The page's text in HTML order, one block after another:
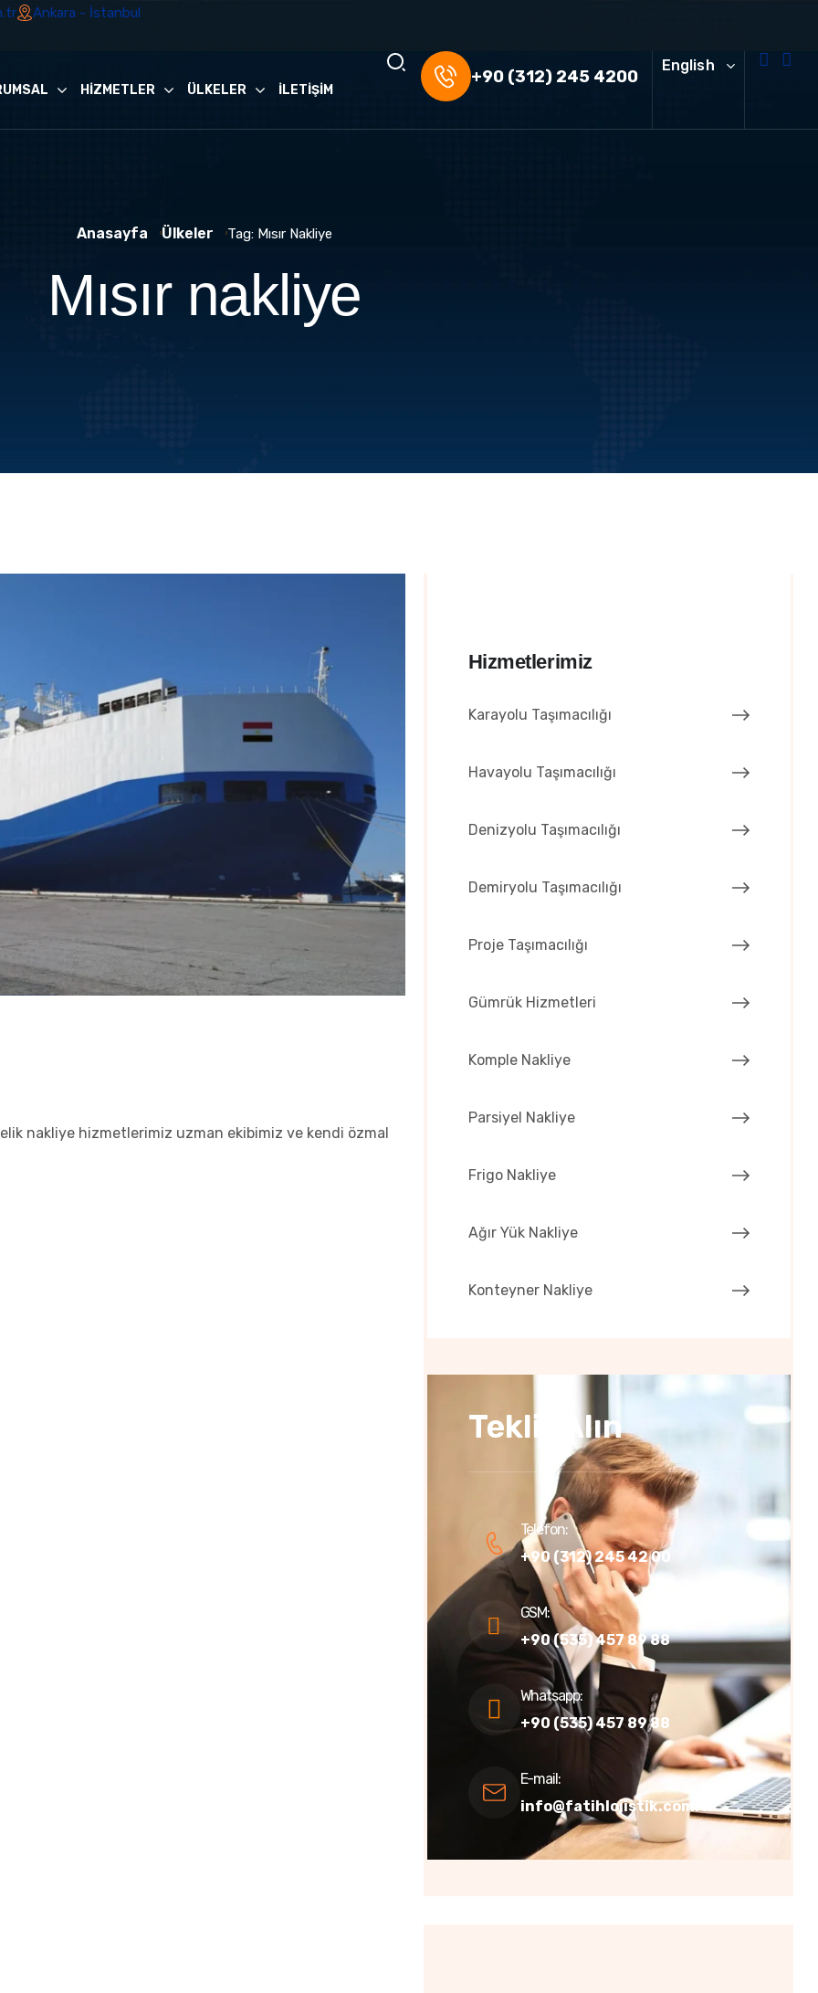
Ankara - İstanbul
HİZMETLER ÜLKELER İLETİŞİM
+90 (312) 245 4200
English
Anasayfa Ülkeler Tag: Mısır Nakliye
Mısır nakliye
nakliye hizmetlerimiz uzman ekibimiz ve kendi özmal
Hizmetlerimiz
Karayolu Taşımacılığı
Havayolu Taşımacılığı
Denizyolu Taşımacılığı
Demiryolu Taşımacılığı
Proje Taşımacılığı
Gümrük Hizmetleri
Komple Nakliye
Parsiyel Nakliye
Frigo Nakliye
Ağır Yük Nakliye
Konteyner Nakliye
Teklif Alın
Telefon:
+90 (312) 245 42 00
GSM:
+90 (535) 457 89 88
Whatsapp:
+90 (535) 457 89 88
E-mail:
info@fatihlojistik.com.tr